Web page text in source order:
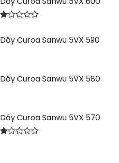
2.44
5 sao
hạng
Dây Curoa Sanwu 5VX 590
Dây Curoa Sanwu 5VX 580
Dây Curoa Sanwu 5VX 570